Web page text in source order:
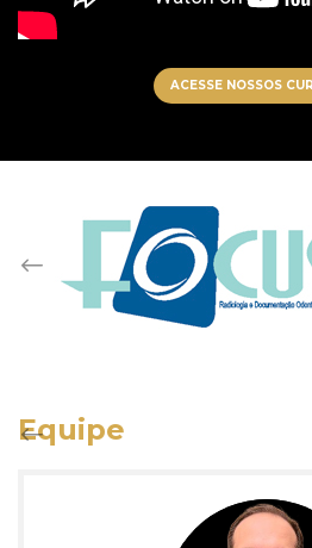
ACESSE NOSSOS
Equipe